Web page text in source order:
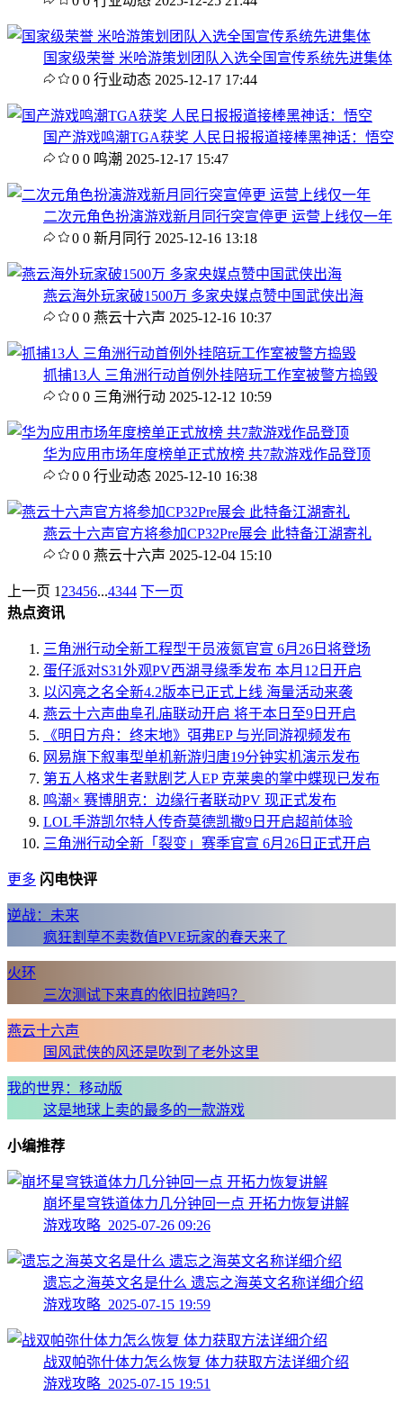
国家级荣誉 米哈游策划团队入选全国宣传系统先进集体
0 0 行业动态 2025-12-17 17:44
国产游戏鸣潮TGA获奖 人民日报报道接棒黑神话：悟空
0 0 鸣潮 2025-12-17 15:47
二次元角色扮演游戏新月同行突宣停更 运营上线仅一年
0 0 新月同行 2025-12-16 13:18
燕云海外玩家破1500万 多家央媒点赞中国武侠出海
0 0 燕云十六声 2025-12-16 10:37
抓捕13人 三角洲行动首例外挂陪玩工作室被警方捣毁
0 0 三角洲行动 2025-12-12 10:59
华为应用市场年度榜单正式放榜 共7款游戏作品登顶
0 0 行业动态 2025-12-10 16:38
燕云十六声官方将参加CP32Pre展会 此特备江湖寄礼
0 0 燕云十六声 2025-12-04 15:10
上一页 1 23456...4344 下一页
热点资讯
三角洲行动全新工程型干员液氮官宣 6月26日将登场
蛋仔派对S31外观PV西湖寻缘季发布 本月12日开启
以闪亮之名全新4.2版本已正式上线 海量活动来袭
燕云十六声曲阜孔庙联动开启 将于本日至9日开启
《明日方舟：终末地》弭弗EP 与光同游视频发布
网易旗下叙事型单机新游归唐19分钟实机演示发布
第五人格求生者默剧艺人EP 克莱奥的掌中蝶现已发布
鸣潮× 赛博朋克：边缘行者联动PV 现正式发布
LOL手游凯尔特人传奇莫德凯撒9日开启超前体验
三角洲行动全新「裂变」赛季官宣 6月26日正式开启
更多 闪电快评
逆战：未来
疯狂割草不卖数值PVE玩家的春天来了
火环
三次测试下来真的依旧拉跨吗？
燕云十六声
国风武侠的风还是吹到了老外这里
我的世界：移动版
这是地球上卖的最多的一款游戏
小编推荐
崩坏星穹铁道体力几分钟回一点 开拓力恢复讲解
游戏攻略 2025-07-26 09:26
遗忘之海英文名是什么 遗忘之海英文名称详细介绍
游戏攻略 2025-07-15 19:59
战双帕弥什体力怎么恢复 体力获取方法详细介绍
游戏攻略 2025-07-15 19:51